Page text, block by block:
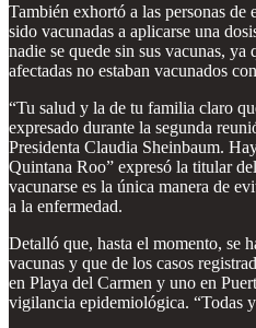
También exhortó a las personas de
sido vacunadas a aplicarse una
nadie se quede sin sus vacunas, ya
afectadas no estaban vacunados
“Tu salud y la de tu familia claro
expresado durante la segunda
Presidenta Claudia Sheinbaum.
Quintana Roo” expresó la titular
vacunarse es la única manera de
a la enfermedad.
Detalló que, hasta el momento, se
vacunas y que de los casos
en Playa del Carmen y uno en
vigilancia epidemiológica. “Todas